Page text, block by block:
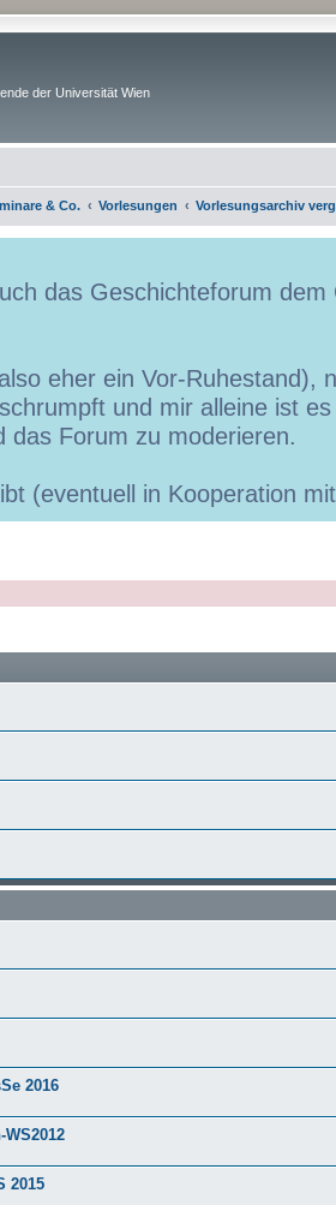
der Universität Wien
& Co. Vorlesungen Vorlesungsarchiv
das Geschichteforum
eher ein Vor-
und mir alleine ist
das Forum zu moderieren.
(eventuell in Kooperation
2016
2015